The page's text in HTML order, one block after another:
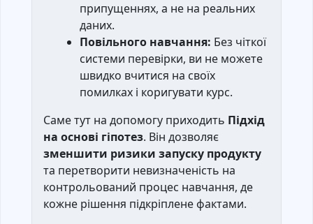
припущеннях, а не на реальних
даних.
Повільного навчання: Без чіткої
системи перевірки, ви не можете
швидко вчитися на своїх
помилках і коригувати курс.
Саме тут на допомогу приходить Підхід
на основі гіпотез. Він дозволяє
зменшити ризики запуску продукту
та перетворити невизначеність на
контрольований процес навчання, де
кожне рішення підкріплене фактами.